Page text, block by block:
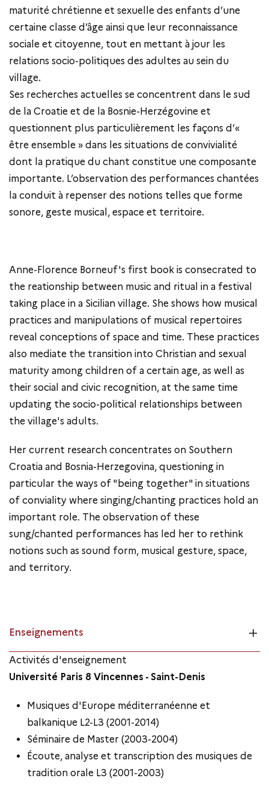
maturité chrétienne et sexuelle des enfants d’une
certaine classe d’âge ainsi que leur reconnaissance
sociale et citoyenne, tout en mettant à jour les
relations socio-politiques des adultes au sein du
village.
Ses recherches actuelles se concentrent dans le sud
de la Croatie et de la Bosnie-Herzégovine et
questionnent plus particulièrement les façons d’«
être ensemble » dans les situations de convivialité
dont la pratique du chant constitue une composante
importante. L’observation des performances chantées
la conduit à repenser des notions telles que forme
sonore, geste musical, espace et territoire.
Anne-Florence Borneuf's first book is consecrated to
the reationship between music and ritual in a festival
taking place in a Sicilian village. She shows how musical
practices and manipulations of musical repertoires
reveal conceptions of space and time. These practices
also mediate the transition into Christian and sexual
maturity among children of a certain age, as well as
their social and civic recognition, at the same time
updating the socio-political relationships between
the village's adults.
Her current research concentrates on Southern
Croatia and Bosnia-Herzegovina, questioning in
particular the ways of "being together" in situations
of conviality where singing/chanting practices hold an
important role. The observation of these
sung/chanted performances has led her to rethink
notions such as sound form, musical gesture, space,
and territory.
Enseignements
Activités d'enseignement
Université Paris 8 Vincennes - Saint-Denis
Musiques d'Europe méditerranéenne et
balkanique L2-L3 (2001-2014)
Séminaire de Master (2003-2004)
Écoute, analyse et transcription des musiques de
tradition orale L3 (2001-2003)